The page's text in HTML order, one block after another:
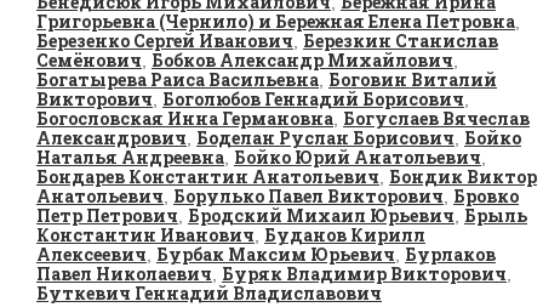
Григорьевна (Чернило) и Бережная Елена Петровна,
Березенко Сергей Иванович, Березкин Станислав
Семёнович, Бобков Александр Михайлович,
Богатырева Раиса Васильевна, Боговин Виталий
Викторович, Боголюбов Геннадий Борисович,
Богословская Инна Германовна, Богуслаев Вячеслав
Александрович, Боделан Руслан Борисович, Бойко
Наталья Андреевна, Бойко Юрий Анатольевич,
Бондарев Константин Анатольевич, Бондик Виктор
Анатольевич, Борулько Павел Викторович, Бровко
Петр Петрович, Бродский Михаил Юрьевич, Брыль
Константин Иванович, Буданов Кирилл
Алексеевич, Бурбак Максим Юрьевич, Бурлаков
Павел Николаевич, Буряк Владимир Викторович,
Буткевич Геннадий Владиславович